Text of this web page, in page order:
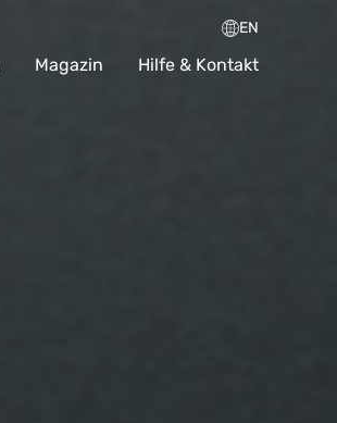
EN
Magazin Hilfe & Kontakt